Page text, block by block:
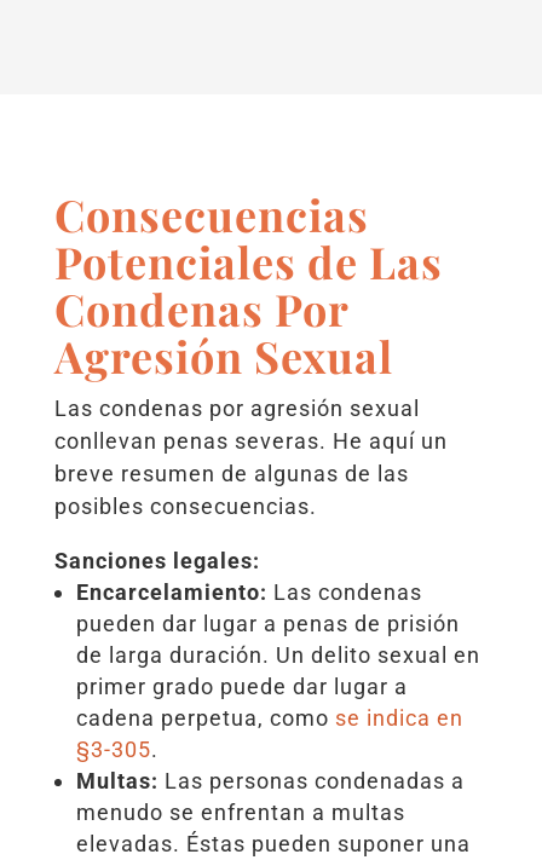
Consecuencias
Potenciales de Las
Condenas Por
Agresión Sexual
Las condenas por agresión sexual
conllevan penas severas. He aquí un
breve resumen de algunas de las
posibles consecuencias.
Sanciones legales:
Encarcelamiento: Las condenas
pueden dar lugar a penas de prisión
de larga duración. Un delito sexual en
primer grado puede dar lugar a
cadena perpetua, como se indica en
§3-305.
Multas: Las personas condenadas a
menudo se enfrentan a multas
elevadas. Éstas pueden suponer una